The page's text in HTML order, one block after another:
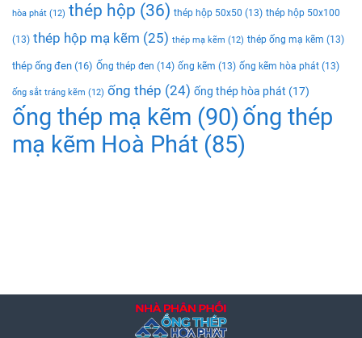
hòa phát (12) thép hộp (36) thép hộp 50x50 (13) thép hộp 50x100
(13) thép hộp mạ kẽm (25) thép mạ kẽm (12) thép ống mạ kẽm (13)
thép ống đen (16) Ống thép đen (14) ống kẽm (13) ống kẽm hòa phát (13)
ống sắt tráng kẽm (12) ống thép (24) ống thép hòa phát (17)
ống thép mạ kẽm (90) ống thép
mạ kẽm Hoà Phát (85)